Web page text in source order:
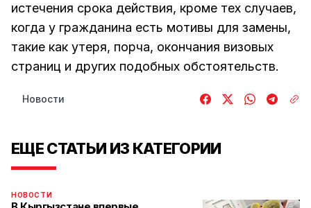
истечения срока действия, кроме тех случаев,
когда у гражданина есть мотивы для замены,
такие как утеря, порча, окончания визовых
страниц и других подобных обстоятельств.
Новости
ЕЩЕ СТАТЬИ ИЗ КАТЕГОРИИ
НОВОСТИ